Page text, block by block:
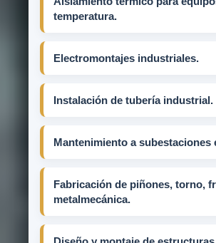
temperatura.
Electromontajes industriales.
Instalación de tubería industrial.
Mantenimiento a subestaciones
Fabricación de piñones, torno,
metalmecánica.